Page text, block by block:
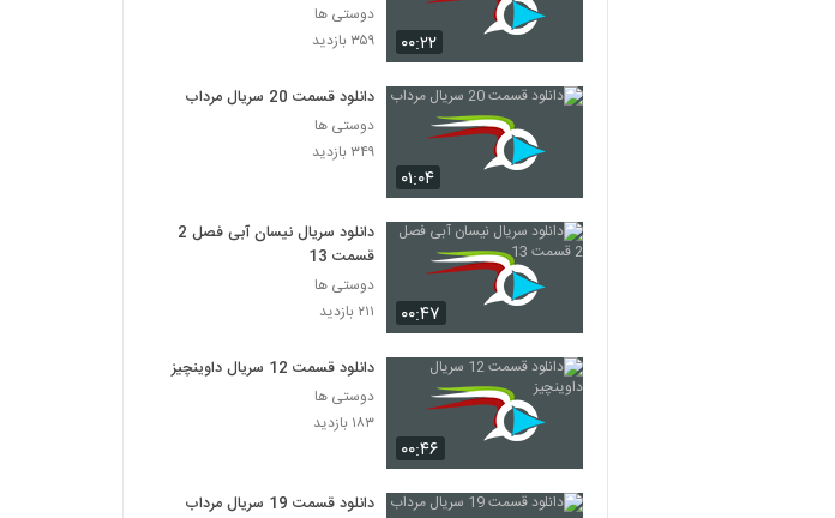
۰۰:۲۲
دوستی ها
۳۵۹ بازدید
۰۱:۰۴
دانلود قسمت 20 سریال مرداب
دوستی ها
۳۴۹ بازدید
۰۰:۴۷
دانلود سریال نیسان آبی فصل 2
قسمت 13
دوستی ها
۲۱۱ بازدید
۰۰:۴۶
دانلود قسمت 12 سریال داوینچیز
دوستی ها
۱۸۳ بازدید
دانلود قسمت 19 سریال مرداب